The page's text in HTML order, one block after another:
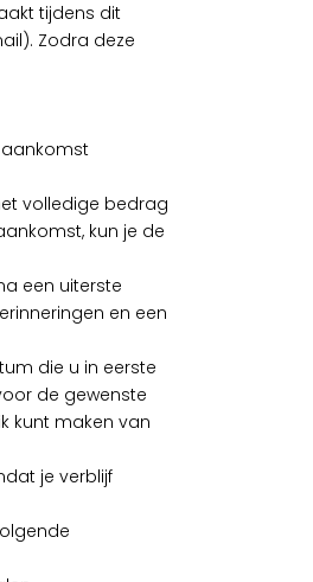
tijdens dit
Zodra deze
volledige bedrag
kun je de
een uiterste
en een
die u in eerste
de gewenste
kunt maken van
je verblijf